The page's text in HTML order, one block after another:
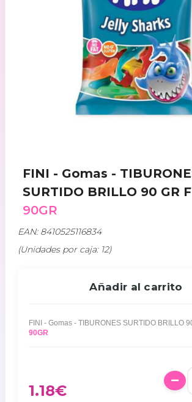
FINI - Gomas -
SURTIDO BRILLO 90 GR
90GR
EAN: 8410525116834
(Unidades por caja: 12)
Añadir al carrito
90GR
1.18€